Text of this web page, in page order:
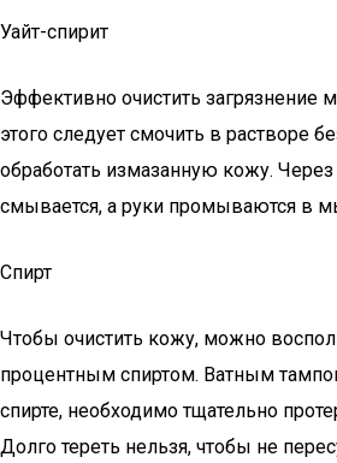
Уайт-спирит
Эффективно очистить загрязнение
этого следует смочить в растворе
обработать измазанную кожу.
смывается, а руки промываются в
Спирт
Чтобы очистить кожу, можно
процентным спиртом. Ватным
спирте, необходимо тщательно
Долго тереть нельзя, чтобы не